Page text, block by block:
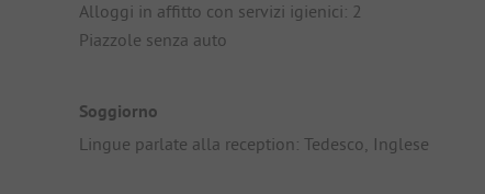
Alloggi in affitto con servizi igienici: 2
Piazzole senza auto
Soggiorno
Lingue parlate alla reception: Tedesco, Inglese